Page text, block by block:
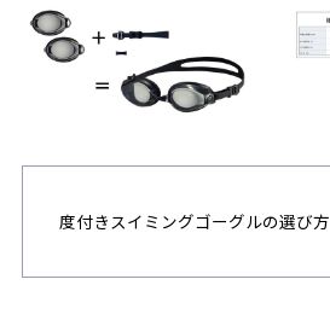
度付きスイミングゴーグルの選び方